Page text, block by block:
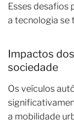
Esses desafios
a tecnologia se
Impactos
sociedade
Os veículos
a mobilidade